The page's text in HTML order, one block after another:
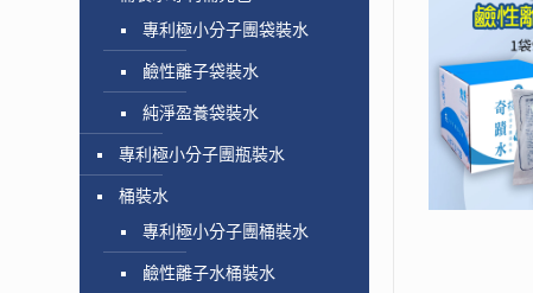
專利極小分子團袋裝水
鹼性離子袋裝水
純淨盈養袋裝水
專利極小分子團瓶裝水
桶裝水
專利極小分子團桶裝水
鹼性離子水桶裝水